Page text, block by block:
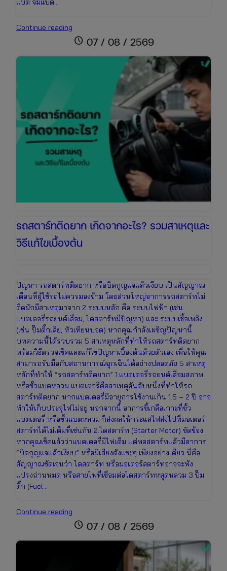
Continue reading
จั๊ม
ปลอดภัย
สตาร์ท
ติด
ง่าย
ใน
schedule 07 / 08 / 2569
รถสตาร์ทติดยาก เกิดจากอะไร? รวมสาเหตุและ
วิธีแก้ไขเบื้องต้น
ปัญหา รถสตาร์ทติดยาก หรือบิดกุญแจแล้วเงียบ เป็นสัญญาณ
เตือนที่ผู้ใช้รถไม่ควรมองข้าม โดยส่วนใหญ่อาการรถสตาร์ทไม่
ติดมักมีสาเหตุมาจาก 2 ระบบหลัก คือ ระบบไฟฟ้า (เช่น
แบตเตอรี่รถยนต์เสื่อม, ไดสตาร์ทมีปัญหา) และ ระบบเชื้อเพลิง
(เช่น ปั๊มติ๊กเสีย, หัวเทียนบอด) หากคุณกำลังเผชิญปัญหานี้
บทความนี้ได้รวบรวม 5 สาเหตุหลักที่ทำให้รถสตาร์ทติดยาก
พร้อมวิธีตรวจเช็คและแก้ไขปัญหาเบื้องต้นด้วยตัวเอง เพื่อให้คุณ
สามารถรับมือกับสถานการณ์ฉุกเฉินได้อย่างปลอดภัย 5 สาเหตุ
หลักที่ทำให้ “รถสตาร์ทติดยาก” 1.แบตเตอรี่รถยนต์เสื่อมสภาพ
หรือขั้วแบตหลวม แบตเตอรี่คือสาเหตุอันดับหนึ่งที่ทำให้รถ
สตาร์ทติดยาก หากแบตเตอรี่มีอายุการใช้งานเกิน 1.5 – 2 ปี อาจ
ทำให้เก็บประจุไฟไม่อยู่ นอกจากนี้ อาการขี้เกลือเกาะที่ขั้ว
แบตเตอรี่ หรือขั้วแบตหลวม ก็ส่งผลให้กระแสไฟส่งไปที่มอเตอร์
สตาร์ทได้ไม่เต็มที่เช่นกัน 2.ไดสตาร์ท (Starter Motor) ขัดข้อง
หากคุณเช็คแล้วว่าแบตเตอรี่มีไฟเต็ม แต่พอสตาร์ทแล้วมีอาการ
“บิดกุญแจแล้วเงียบ” หรือมีเสียงดังแชะๆ เพียงอย่างเดียว นี่คือ
สัญญาณชัดเจนว่า ไดสตาร์ท หรือมอเตอร์สตาร์ทอาจจะพัง
แปรงถ่านหมด หรือสายไฟที่เชื่อมต่อไดสตาร์ทหลุดหลวม 3.ปั๊ม
ติ๊ก (Fuel…
Continue reading
สตาร์ท
schedule 07 / 08 / 2569